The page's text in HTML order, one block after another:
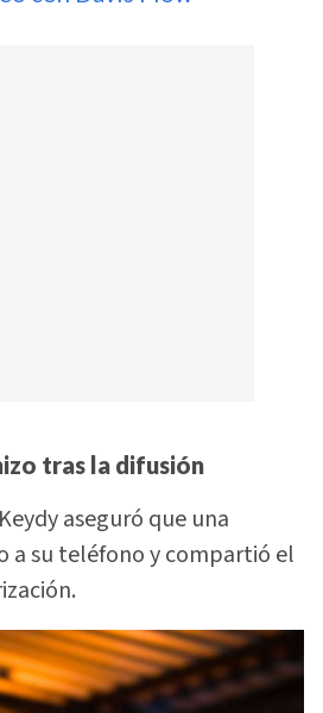
tras la difusión
aseguró que una
a su teléfono y compartió el